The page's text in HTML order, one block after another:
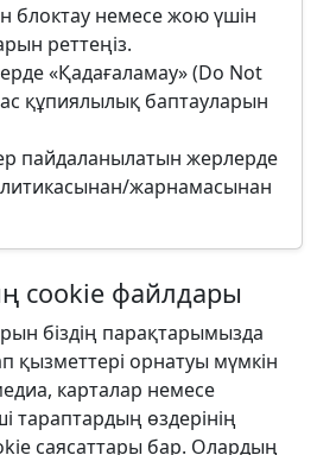
блоктау немесе жою үшін
реттеңіз.
«Қадағаламау» (Do Not
құпиялылық баптауларын
пайдаланылатын жерлерде
жарнамасынан
cookie файлдары
біздің парақтарымызда
қызметтері орнатуы мүмкін
карталар немесе
тараптардың өздерінің
саясаттары бар. Олардың